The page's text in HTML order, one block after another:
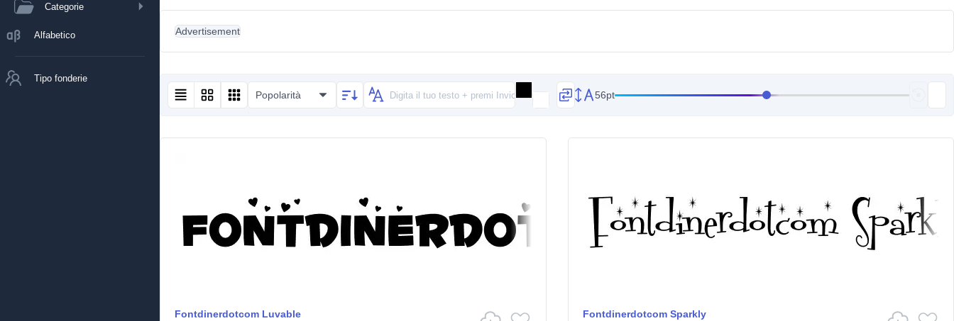
Categorie
Alfabetico
Tipo fonderie
Advertisement
Popolarità 56pt
Fontdinerdotcom Luvable Fontdinerdotcom Sparkly